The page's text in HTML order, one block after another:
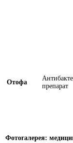
Отофа
препарат
Фотогалерея: